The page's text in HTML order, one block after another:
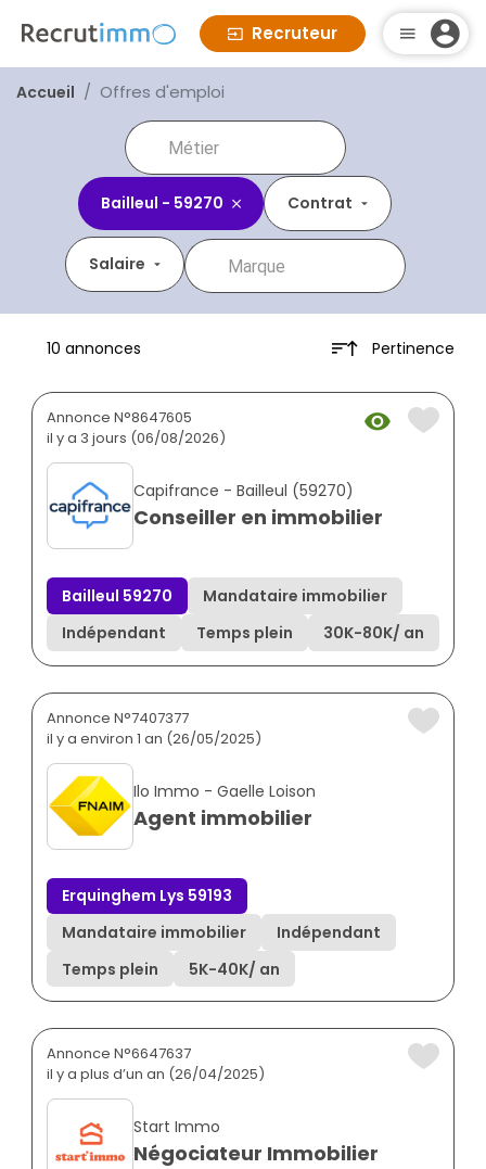
Recruteur
Accueil Offres d'emploi
Bailleul - 59270 Contrat
Salaire
10 annonces Pertinence
Annonce N°8647605
il y a 3 jours (06/08/2026)
Capifrance - Bailleul (59270)
Conseiller en immobilier
Bailleul 59270
Mandataire immobilier
Indépendant
Temps plein 30K-80K/ an
Annonce N°7407377
il y a environ 1 an (26/05/2025)
Ilo Immo - Gaelle Loison
Agent immobilier
Erquinghem Lys 59193
Mandataire immobilier
Indépendant
Temps plein
5K-40K/ an
Annonce N°6647637
il y a plus d’un an (26/04/2025)
Start Immo
Négociateur Immobilier